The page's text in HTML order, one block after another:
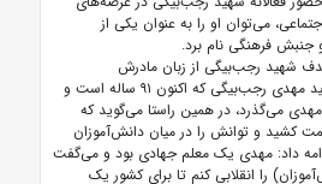
می‌توان او را به عنوان یکی از
جنبش فرهنگی نام برد.
شهید رجب‌بیگی از زبان مادرش
خانم سکینه عالمی، مادر شهید مهدی رجب‌بیگی که اکنون ۹۱ ساله است و
مهدی می‌گذرد، در همین راستا می‌گوید که
کشید و توانش را در میان دانش‌آموزان
داد: مهدی یک معلم جهادی بود و می‌گفت
را انقلابی کنم تا برای کشور یک